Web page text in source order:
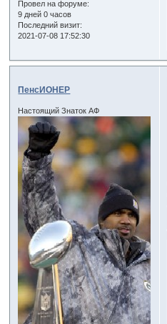
Провел на форуме:
9 дней 0 часов
Последний визит:
2021-07-08 17:52:30
ПенсИОНЕР
Настоящий Знаток АФ